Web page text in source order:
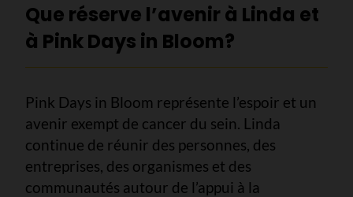
Que réserve l’avenir à Linda et
à Pink Days in Bloom?
Pink Days in Bloom représente l’espoir et un
avenir exempt de cancer du sein. Linda
continue de réunir des personnes, des
entreprises, des organismes et des
communautés autour de l’appui à la